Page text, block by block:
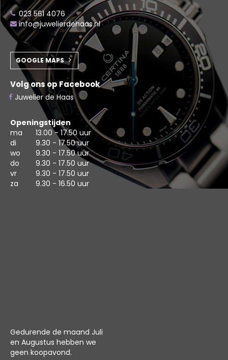
023 561 4076
info@juwelierdehaas.nl
GOOGLE MAPS
Volg ons op Facebook
Juwelier de Haas
Openingstijden
ma
13.00 - 17.50 uur
di
9.30 - 17.50 uur
wo
9.30 - 17.50 uur
do
9.30 - 17.50 uur
vr
9.30 - 17.50 uur
za
9.30 - 16.50 uur
Gedurende de maand Juli
en Augustus hebben we
geen koopavond.